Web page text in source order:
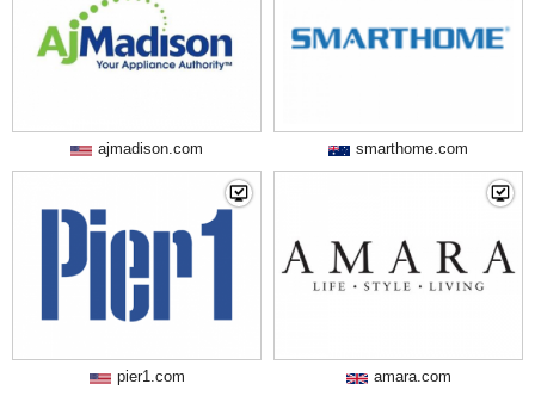
ajmadison.com smarthome.com
pier1.com amara.com